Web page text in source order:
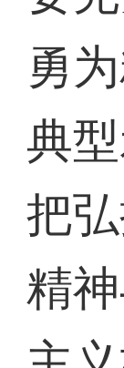
勇
典
把
精